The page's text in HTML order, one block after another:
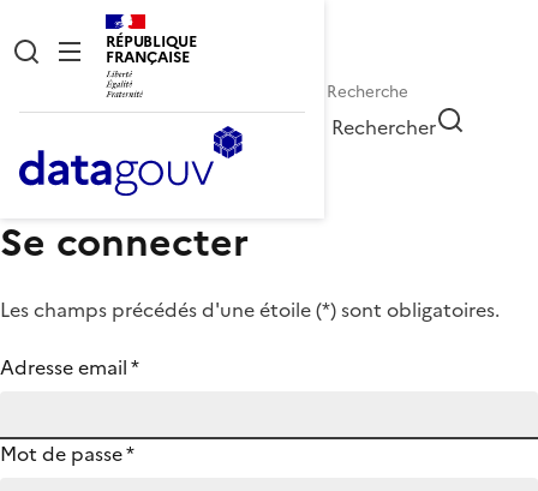
RÉPUBLIQUE
FRANÇAISE
Rechercher
Se connecter
Les champs précédés d'une étoile (*) sont obligatoires.
Adresse email*
Mot de passe*